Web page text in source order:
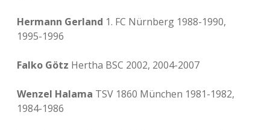
Hermann Gerland 1. FC Nürnberg 1988-1990,
1995-1996
Falko Götz Hertha BSC 2002, 2004-2007
Wenzel Halama TSV 1860 München 1981-1982,
1984-1986